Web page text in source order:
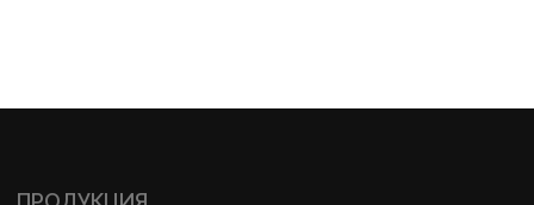
Политика конфиденциальности